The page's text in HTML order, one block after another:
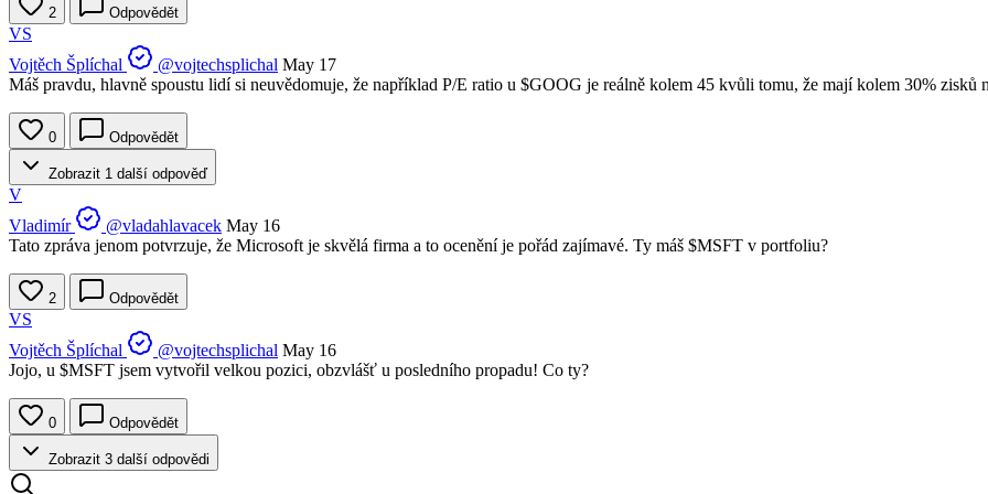
2 Odpovědět
VS
Vojtěch Šplíchal
@vojtechsplichal May 17
Máš pravdu, hlavně spoustu lidí si neuvědomuje, že například P/E ratio u $GOOG je reálně kolem 45 kvůli tomu, že mají kolem 30% zisků
0 Odpovědět
Zobrazit 1 další odpověď
V
Vladimír
@vladahlavacek May 16
Tato zpráva jenom potvrzuje, že Microsoft je skvělá firma a to ocenění je pořád zajímavé. Ty máš $MSFT v portfoliu?
2 Odpovědět
VS
Vojtěch Šplíchal
@vojtechsplichal May 16
Jojo, u $MSFT jsem vytvořil velkou pozici, obzvlášť u posledního propadu! Co ty?
0 Odpovědět
Zobrazit 3 další odpovědi